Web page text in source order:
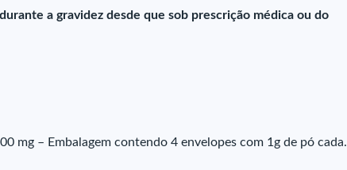
a gravidez desde que sob prescrição médica ou do
mg – Embalagem contendo 4 envelopes com 1g de pó cada.